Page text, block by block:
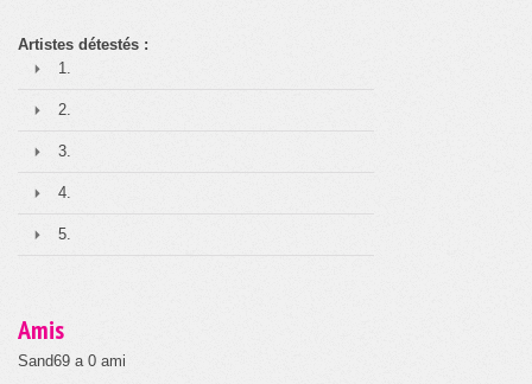
Artistes détestés :
1.
2.
3.
4.
5.
Amis
Sand69 a 0 ami